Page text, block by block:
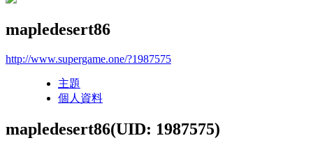
mapledesert86
http://www.supergame.one/?1987575
主題
個人資料
mapledesert86(UID: 1987575)